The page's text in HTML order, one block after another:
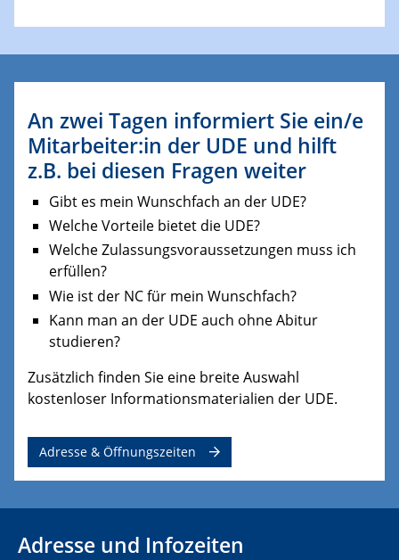
An zwei Tagen informiert Sie ein/e
Mitarbeiter:in der UDE und hilft
z.B. bei diesen Fragen weiter
Gibt es mein Wunschfach an der UDE?
Welche Vorteile bietet die UDE?
Welche Zulassungsvoraussetzungen muss ich
erfüllen?
Wie ist der NC für mein Wunschfach?
Kann man an der UDE auch ohne Abitur
studieren?
Zusätzlich finden Sie eine breite Auswahl
kostenloser Informationsmaterialien der UDE.
Adresse & Öffnungszeiten
Adresse und Infozeiten